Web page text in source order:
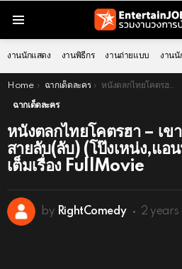
งานนักแสดง งานพิธีกร งานถ่ายแบบ งานนั
You are here:
Home ฉากเด็ดละคร หนังตลกไทยโคตรฮา – เขาวานให้หนูเป็นสายลับ(ลับ) (โป๊งเหน่ง,แอนนา,โจอี้) หนังใหม่ เต็มเรื่อง FullMovie
ฉากเด็ดละคร
หนังตลกไทยโคตรฮา – เข
สายลับ(ลับ) (โป๊งเหน่ง,แอ
เต็มเรื่อง FullMovie
by RightComedy 2 years